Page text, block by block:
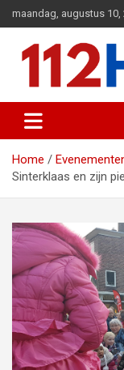
naar
inhoud
maandag, augustus 10,
112
Home
Sinterklaas en zijn